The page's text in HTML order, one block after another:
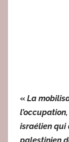
« La
israélien qui